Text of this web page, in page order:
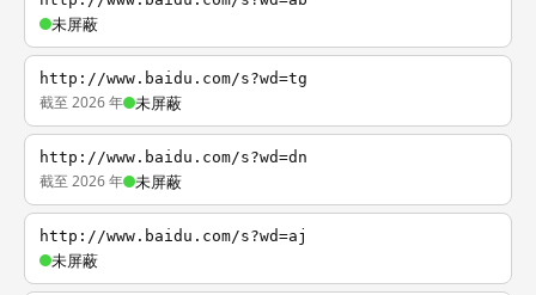
未屏蔽
http://www.baidu.com/s?wd=tg
截至 2026 年 未屏蔽
http://www.baidu.com/s?wd=dn
截至 2026 年 未屏蔽
http://www.baidu.com/s?wd=aj
未屏蔽